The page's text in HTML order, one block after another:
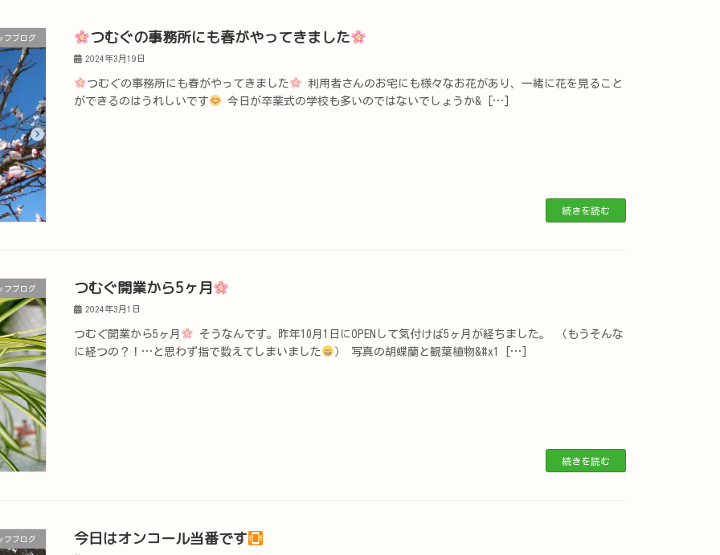
フブログ つむぐの事務所にも春がやってきました
2024年3月19日
つむぐの事務所にも春がやってきました
利用者さんのお宅にも様々なお花があり、一緒に花を見ること
ができるのはうれしいです
今日が卒業式の学校も多いのではないでしょうか& […]
続きを読む
フブログ つむぐ開業から5ヶ月
2024年3月1日
つむぐ開業から5ヶ月
そうなんです。昨年10月1日にOPENして気付けば5ヶ月が経ちました。 （もうそんな
に経つの？！…と思わず指で数えてしまいました
） 写真の胡蝶蘭と観葉植物&#x1 […]
続きを読む
フブログ 今日はオンコール当番です